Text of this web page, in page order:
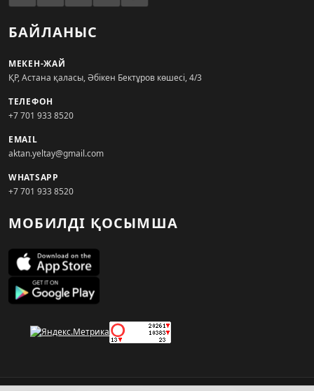
БАЙЛАНЫС
МЕКЕН-ЖАЙ
ҚР, Астана қаласы, Әбікен Бектұров көшесі, 4/3
ТЕЛЕФОН
+7 701 933 8520
EMAIL
aktan.yeltay@gmail.com
WHATSAPP
+7 701 933 8520
МОБИЛДІ ҚОСЫМША